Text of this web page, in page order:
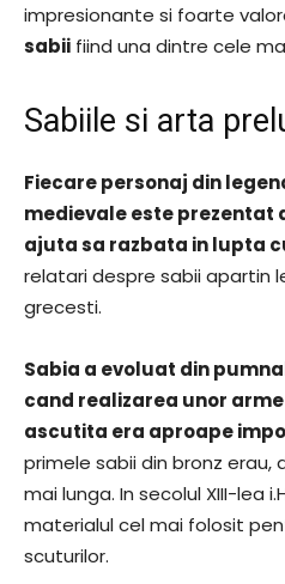
impresionante si foarte
sabii fiind una dintre cele
Sabiile si arta
Fiecare personaj din
medievale este prezentat
ajuta sa razbata in lupta
relatari despre sabii apartin
grecesti.
Sabia a evoluat din
cand realizarea unor
ascutita era aproape
primele sabii din bronz
mai lunga. In secolul XIII-lea
materialul cel mai folosit
scuturilor.